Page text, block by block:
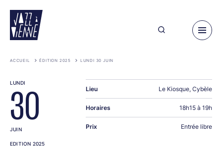
contenu
principal
ACCUEIL ÉDITION 2025 LUNDI 30 JUIN
LUNDI
30
JUIN
EDITION 2025
Lieu Le Kiosque, Cybèle
Horaires 18h15 à 19h
Prix Entrée libre